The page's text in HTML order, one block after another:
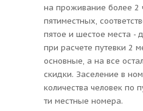
на проживание более 2
пятиместных,
пятое и шестое места -
при расчете путевки 2
основные, а на все
скидки. Заселение в
количества человек по
ти местные номера.